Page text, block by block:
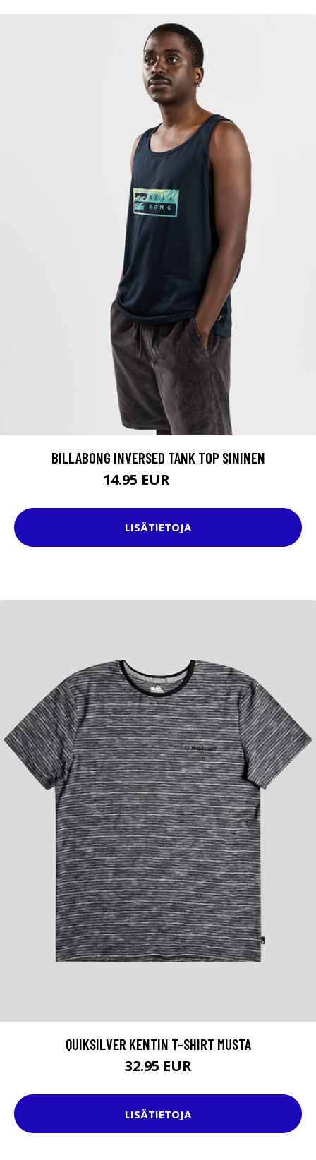
BILLABONG INVERSED TANK TOP SININEN
14.95 EUR
LISÄTIETOJA
QUIKSILVER KENTIN T-SHIRT MUSTA
32.95 EUR
LISÄTIETOJA